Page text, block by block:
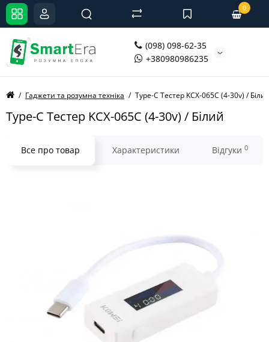
(098) 098-62-35
+380980986235
0
Гаджети та розумна техніка Type-C Тестер KCX-065C (4-30v) /
Type-C Тестер KCX-065C (4-30v) / Білий
Все про товар Характеристики Відгуки 0